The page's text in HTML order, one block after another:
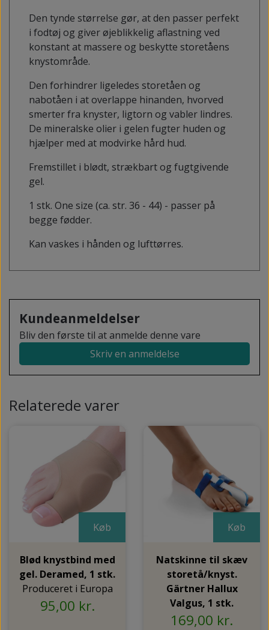
Den tynde størrelse gør, at den passer perfekt
i fodtøj og giver øjeblikkelig aflastning ved
konstant at massere og beskytte storetåens
knystområde.
Den forhindrer ligeledes storetåen og
nabotåen i at overlappe hinanden, hvorved
smerter fra knyster, ligtorn og vabler lindres.
De mineralske olier i gelen fugter huden og
hjælper med at modvirke hård hud.
Fremstillet i blødt, strækbart og fugtgivende
gel.
1 stk. One size (ca. str. 36 - 44) - passer på
begge fødder.
Kan vaskes i hånden og lufttørres.
Kundeanmeldelser
Bliv den første til at anmelde denne vare
Skriv en anmeldelse
Relaterede varer
Køb
Blød knystbind med
gel. Deramed, 1 stk.
Produceret i Europa
95,00 kr.
Køb
Natskinne til skæv
storetå/knyst.
Gärtner Hallux
Valgus, 1 stk.
169,00 kr.